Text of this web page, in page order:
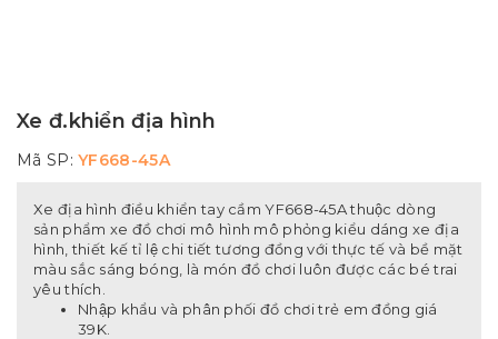
Xe đ.khiển địa hình
Mã SP:YF668-45A
Xe địa hình điều khiển tay cầm YF668-45A thuộc dòng
sản phẩm xe đồ chơi mô hình mô phỏng kiểu dáng xe địa
hình, thiết kế tỉ lệ chi tiết tương đồng với thực tế và bề mặt
màu sắc sáng bóng, là món đồ chơi luôn được các bé trai
yêu thích.
Nhập khẩu và phân phối đồ chơi trẻ em đồng giá
39K.